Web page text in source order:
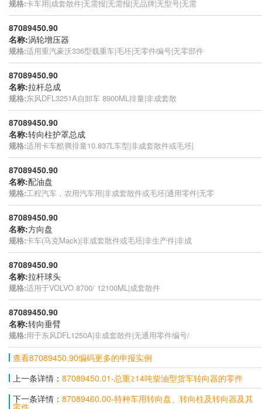
规格:卡车用|成套散件|无需报|无需报|无品牌|无型号|无需
87089450.90
名称:涡轮增压器
规格:适用重汽豪沃336型载重车|毛坯|无零件编号|无零部件
87089450.90
名称:拉杆总成
规格:东风DFL3251A自卸车 8900ML排量|非成套散
87089450.90
名称:转向柱护罩总成
规格:适用卡车酷腾排量10.837L车型|非成套散件或毛坯|
87089450.90
名称:配油盘
规格:工程汽车，农用汽车用|非成套散件或毛坯|通用零件|无零
87089450.90
名称:方向盘
规格:卡车(马克Mack)|非成套散件或毛坯|非生产件|非成
87089450.90
名称:拉杆球头
规格:适用于VOLVO 8700/ 12100ML|成套散件
87089450.90
名称:转向垂臂
规格:用于东风DFL1250A|非成套散件|无通用零件编号/
查看87089450.90编码更多的申报实例
上一条详情： 87089450.01-总重≥14吨柴油型货车转向器的零件
下一条详情： 87089460.00-特种车用转向盘、转向柱及转向器及其
零件